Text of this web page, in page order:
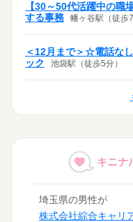
【30～50代活躍中の職
する事務
幡ヶ谷駅（徒歩7
＜12月まで＞☆電話な
ック
池袋駅（徒歩5分）
キニナ
埼玉県の男性が
株式会社綜合キャリ